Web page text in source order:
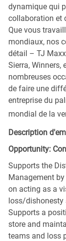
dynamique qui
collaboration et
Que vous
mondiaux, nos
détail – TJ
Sierra, Winners,
nombreuses
de faire une
entreprise du
mondial de la
Description
Opportunity:
Supports the
Management
on acting as a
loss/dishonesty
Supports a
store and
teams and loss